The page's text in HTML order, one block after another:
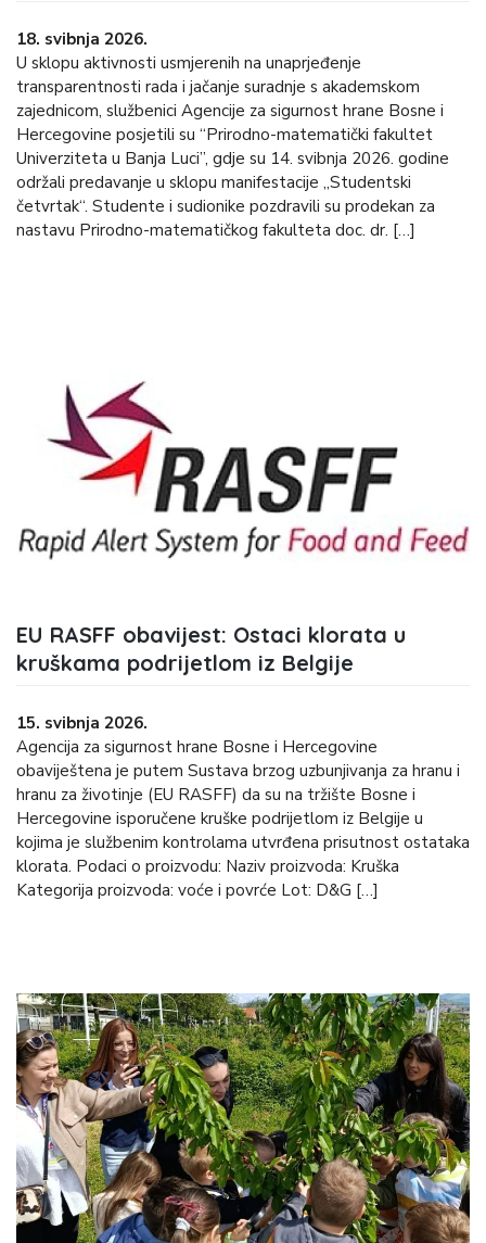
18. svibnja 2026.
U sklopu aktivnosti usmjerenih na unaprjeđenje
transparentnosti rada i jačanje suradnje s akademskom
zajednicom, službenici Agencije za sigurnost hrane Bosne i
Hercegovine posjetili su “Prirodno-matematički fakultet
Univerziteta u Banja Luci”, gdje su 14. svibnja 2026. godine
održali predavanje u sklopu manifestacije „Studentski
četvrtak“. Studente i sudionike pozdravili su prodekan za
nastavu Prirodno-matematičkog fakulteta doc. dr. […]
EU RASFF obavijest: Ostaci klorata u
kruškama podrijetlom iz Belgije
15. svibnja 2026.
Agencija za sigurnost hrane Bosne i Hercegovine
obaviještena je putem Sustava brzog uzbunjivanja za hranu i
hranu za životinje (EU RASFF) da su na tržište Bosne i
Hercegovine isporučene kruške podrijetlom iz Belgije u
kojima je službenim kontrolama utvrđena prisutnost ostataka
klorata. Podaci o proizvodu: Naziv proizvoda: Kruška
Kategorija proizvoda: voće i povrće Lot: D&G […]